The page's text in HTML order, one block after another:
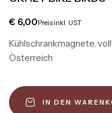
€ 6,00Preis inkl. UST
Kühlschrankmagnete,
Österreich
IN DEN